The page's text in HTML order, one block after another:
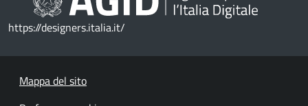
https://designers.italia.it/
Mappa del sito